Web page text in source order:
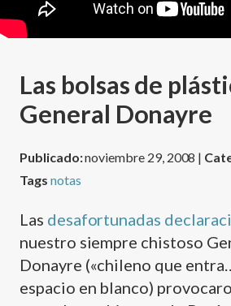
Las bolsas de
General Donayre
Publicado:noviembre 29, 2008 |
Tags notas
Las desafortunadas
nuestro siempre chistoso
Donayre («chileno que
espacio en blanco)